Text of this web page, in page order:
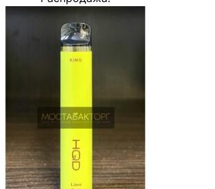
составляла
700,00 ₽.
385,00 ₽.